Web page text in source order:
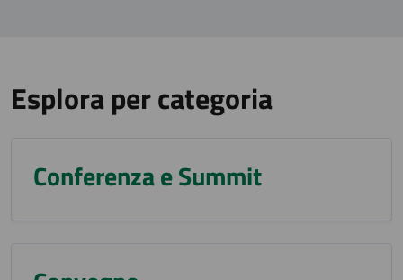
Esplora per categoria
Conferenza e Summit